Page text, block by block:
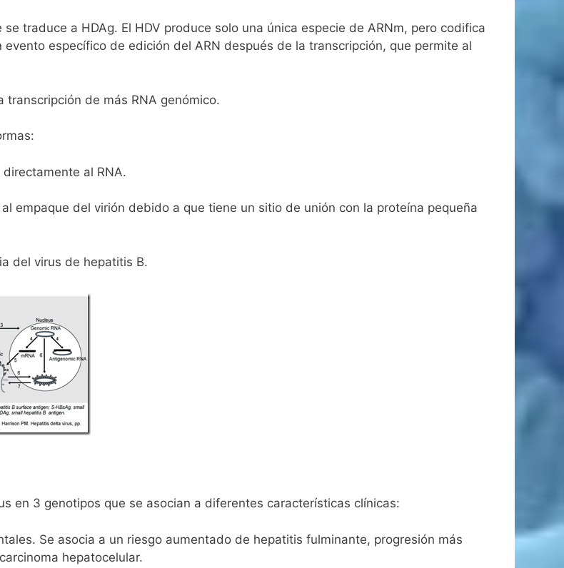
traduce a HDAg. El HDV produce solo una única especie de ARNm, pero codifica
específico de edición del ARN después de la transcripción, que permite al
transcripción de más RNA genómico.
al RNA.
empaque del virión debido a que tiene un sitio de unión con la proteína pequeña
del virus de hepatitis B.
en 3 genotipos que se asocian a diferentes características clínicas:
Se asocia a un riesgo aumentado de hepatitis fulminante, progresión más
hepatocelular.